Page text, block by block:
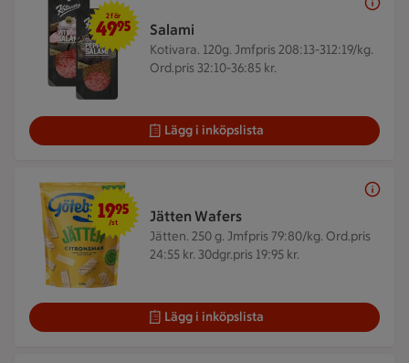
Salami
Kotivara. 120g. Jmfpris 208:13-312:19/kg.
Ord.pris 32:10-36:85 kr.
2 för 49,95 kr
2 för
4995
Lägg i inköpslista
Jätten Wafers
Jätten. 250 g. Jmfpris 79:80/kg. Ord.pris
24:55 kr. 30dgr.pris 19:95 kr.
19,95 kr/st
1995
/st
Lägg i inköpslista